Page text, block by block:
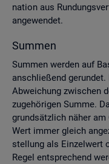
na­ti­on aus
an­ge­wen­det.
Sum­men
Sum­men wer­den auf
an­schlie­ßend
Ab­wei­chung zwi­schen
zu­ge­hö­ri­gen Summe.
grund­sätz­lich näher
Wert immer gleich
stel­lung als Ein­zel­wert
Regel ent­spre­chend